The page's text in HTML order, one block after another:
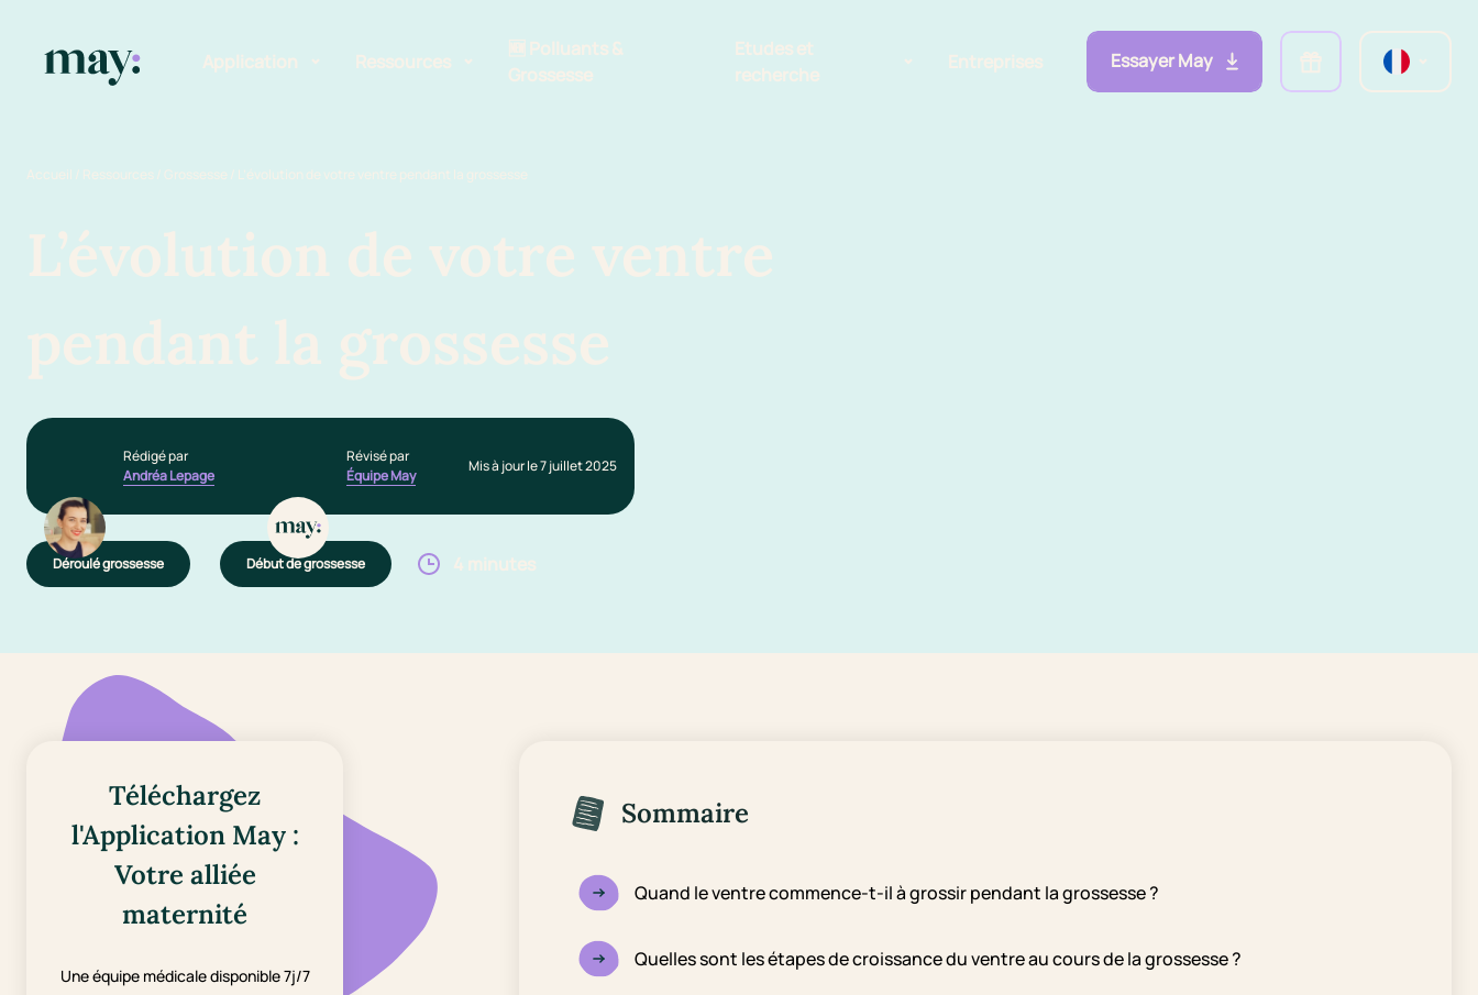
Application
Mission
Ressources
Guide des prénoms
🆕 Polluants &
Grossesse
Etudes et
recherche
Sommeil de l'enfant
Entreprises Essayer May
Accueil / Ressources / Grossesse / L’évolution de votre ventre pendant la grossesse
L’évolution de votre ventre
pendant la grossesse
Rédigé par
Andréa Lepage
Révisé par
Équipe May
Mis à jour le 7 juillet 2025
Déroulé grossesse Début de grossesse 4 minutes
Téléchargez
l'Application May :
Votre alliée
maternité
Une équipe médicale disponible 7j/7
Sommaire
Quand le ventre commence-t-il à grossir pendant la grossesse ?
Quelles sont les étapes de croissance du ventre au cours de la grossesse ?